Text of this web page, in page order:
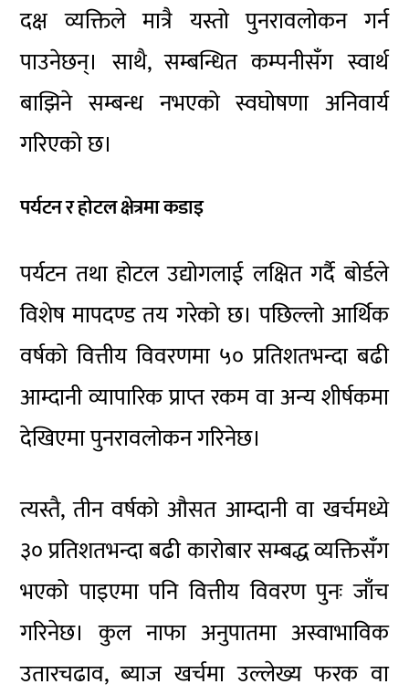
दक्ष व्यक्तिले मात्रै यस्तो पुनरावलोकन गर्न
पाउनेछन्। साथै, सम्बन्धित कम्पनीसँग स्वार्थ
बाझिने सम्बन्ध नभएको स्वघोषणा अनिवार्य
गरिएको छ।
पर्यटन र होटल क्षेत्रमा कडाइ
पर्यटन तथा होटल उद्योगलाई लक्षित गर्दै बोर्डले
विशेष मापदण्ड तय गरेको छ। पछिल्लो आर्थिक
वर्षको वित्तीय विवरणमा ५० प्रतिशतभन्दा बढी
आम्दानी व्यापारिक प्राप्त रकम वा अन्य शीर्षकमा
देखिएमा पुनरावलोकन गरिनेछ।
त्यस्तै, तीन वर्षको औसत आम्दानी वा खर्चमध्ये
३० प्रतिशतभन्दा बढी कारोबार सम्बद्ध व्यक्तिसँग
भएको पाइएमा पनि वित्तीय विवरण पुनः जाँच
गरिनेछ। कुल नाफा अनुपातमा अस्वाभाविक
उतारचढाव, ब्याज खर्चमा उल्लेख्य फरक वा